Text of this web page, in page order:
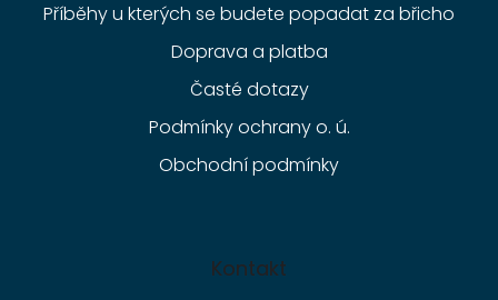
Příběhy u kterých se budete popadat za břicho
Doprava a platba
Časté dotazy
Podmínky ochrany o. ú.
Obchodní podmínky
Kontakt